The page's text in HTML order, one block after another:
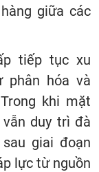
giữa các
tiếp tục xu
phân hóa và
khi mặt
duy trì đà
giai đoạn
lực từ nguồn